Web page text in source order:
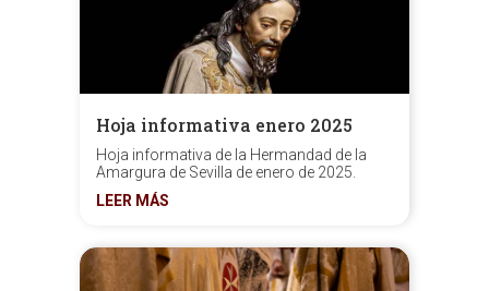
Hoja informativa enero 2025
Hoja informativa de la Hermandad de la
Amargura de Sevilla de enero de 2025.
LEER MÁS